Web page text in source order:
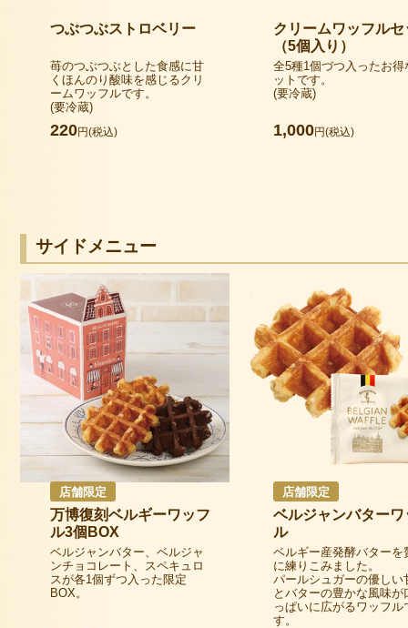
つぶつぶストロベリー
苺のつぶつぶとした食感に甘
くほんのり酸味を感じるクリ
ームワッフルです。
(要冷蔵)
220円(税込)
クリームワッフルセ
（5個入り）
全5種1個づつ入ったお得
ットです。
(要冷蔵)
1,000円(税込)
サイドメニュー
店舗限定
万博復刻ベルギーワッフ
ル3個BOX
ベルジャンバター、ベルジャ
ンチョコレート、スペキュロ
スが各1個ずつ入った限定
BOX。
店舗限定
ベルジャンバターワ
ル
ベルギー産発酵バターを
に練りこみました。
パールシュガーの優しい
とバターの豊かな風味が
っぱいに広がるワッフル
す。